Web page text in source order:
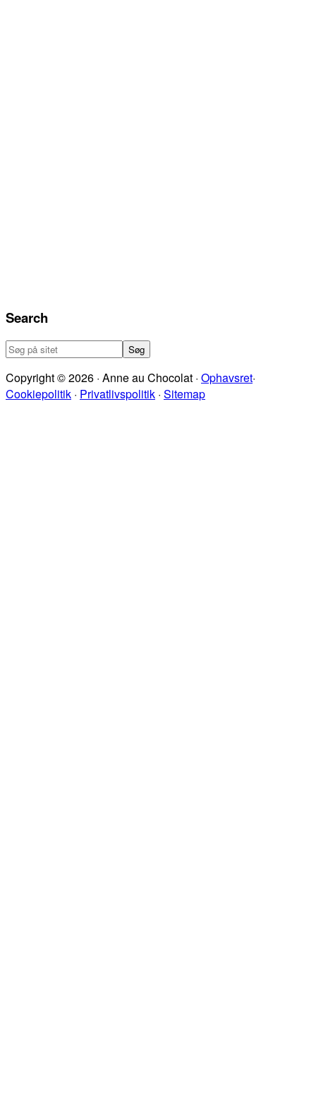
Search
Søg
sitet
Copyright © 2026 · Anne au Chocolat · Ophavsret·
Cookiepolitik · Privatlivspolitik · Sitemap